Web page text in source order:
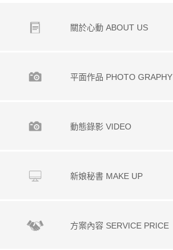
關於心動 ABOUT US
平面作品 PHOTO GRAPHY
動態錄影 VIDEO
新娘秘書 MAKE UP
方案內容 SERVICE PRICE